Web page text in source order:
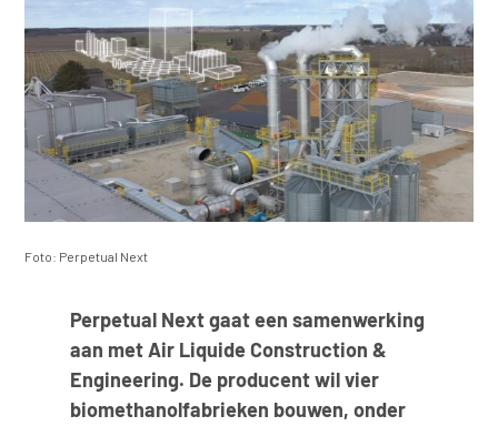
Foto: Perpetual Next
Perpetual Next gaat een samenwerking
aan met Air Liquide Construction &
Engineering. De producent wil vier
biomethanolfabrieken bouwen, onder